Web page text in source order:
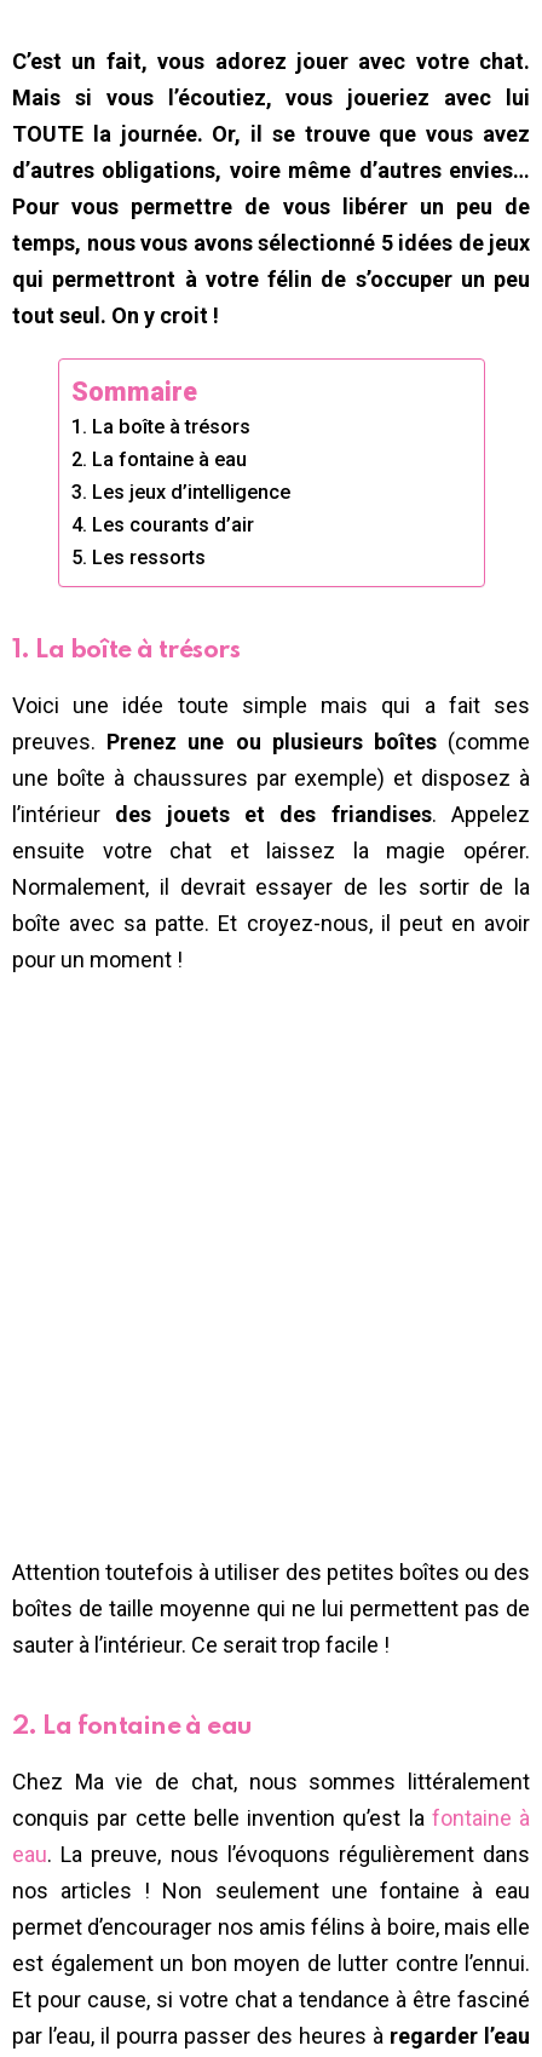
C’est un fait, vous adorez jouer avec votre chat.
Mais si vous l’écoutiez, vous joueriez avec lui
TOUTE la journée. Or, il se trouve que vous avez
d’autres obligations, voire même d’autres envies…
Pour vous permettre de vous libérer un peu de
temps, nous vous avons sélectionné 5 idées de jeux
qui permettront à votre félin de s’occuper un peu
tout seul. On y croit !
Sommaire
1. La boîte à trésors
2. La fontaine à eau
3. Les jeux d’intelligence
4. Les courants d’air
5. Les ressorts
1. La boîte à trésors
Voici une idée toute simple mais qui a fait ses
preuves. Prenez une ou plusieurs boîtes(comme
une boîte à chaussures par exemple) et disposez à
l’intérieur des jouets et des friandises. Appelez
ensuite votre chat et laissez la magie opérer.
Normalement, il devrait essayer de les sortir de la
boîte avec sa patte. Et croyez-nous, il peut en avoir
pour un moment !
Attention toutefois à utiliser des petites boîtes ou des
boîtes de taille moyenne qui ne lui permettent pas de
sauter à l’intérieur. Ce serait trop facile !
2. La fontaine à eau
Chez Ma vie de chat, nous sommes littéralement
conquis par cette belle invention qu’est la fontaine à
eau. La preuve, nous l’évoquons régulièrement dans
nos articles ! Non seulement une fontaine à eau
permet d’encourager nos amis félins à boire, mais elle
est également un bon moyen de lutter contre l’ennui.
Et pour cause, si votre chat a tendance à être fasciné
par l’eau, il pourra passer des heures à regarder l’eau